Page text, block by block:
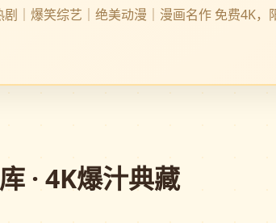
｜爆笑综艺｜绝美动漫｜漫画名作 免费4K，
· 4K爆汁典藏